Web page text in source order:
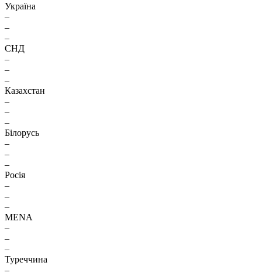
Україна
–
–
–
СНД
–
–
–
Казахстан
–
–
–
Білорусь
–
–
–
Росія
–
–
–
MENA
–
–
–
Туреччина
–